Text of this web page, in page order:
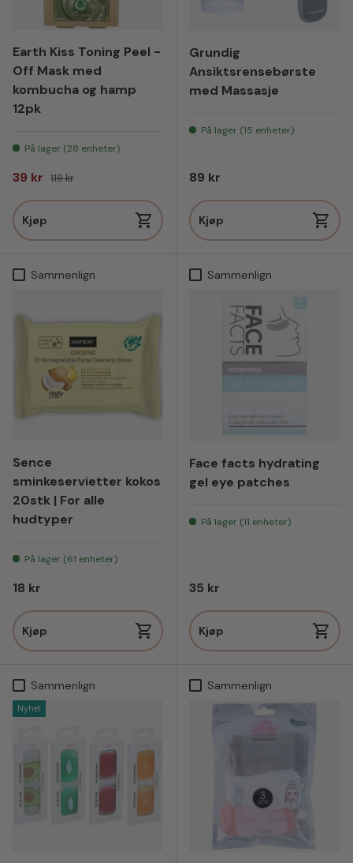
Earth Kiss Toning Peel -
Off Mask med
kombucha og hamp
12pk
På lager (28 enheter)
Salgspris
39 kr Vanlig pris
119 kr
Kjøp
Grundig
Ansiktsrensebørste
med Massasje
På lager (15 enheter)
Vanlig pris
89 kr
Kjøp
Sammenlign
Sence
sminkeservietter kokos
20stk | For alle
hudtyper
På lager (61 enheter)
Vanlig pris
18 kr
Kjøp
Sammenlign
Face facts hydrating
gel eye patches
På lager (11 enheter)
Vanlig pris
35 kr
Kjøp
Sammenlign
Nyhet
Sammenlign